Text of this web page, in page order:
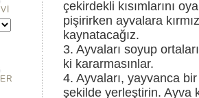
çekirdekli kısımlarını
pişirirken ayvalara
kaynatacağız.
3. Ayvaları soyup
ki kararmasınlar.
4. Ayvaları, yayvanca
şekilde yerleştirin. Ayva